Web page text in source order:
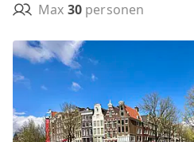
Max 30personen